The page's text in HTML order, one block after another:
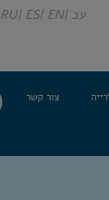
עב |EN |
ES |
RU |
צור קשר